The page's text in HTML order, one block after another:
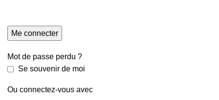
Me connecter
Mot de passe perdu ?
Se souvenir de moi
Ou connectez-vous avec